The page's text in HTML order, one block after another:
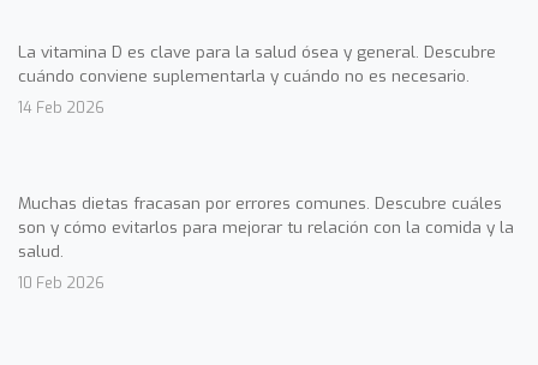
La vitamina D es clave para la salud ósea y general. Descubre
cuándo conviene suplementarla y cuándo no es necesario.
14 Feb 2026
Muchas dietas fracasan por errores comunes. Descubre cuáles
son y cómo evitarlos para mejorar tu relación con la comida y la
salud.
10 Feb 2026